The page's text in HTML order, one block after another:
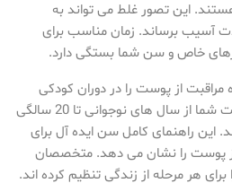
این تصور غلط می تواند به
آسیب برساند. زمان مناسب برای
خاص و سن شما بستگی دارد.
از پوست را در دوران کودکی
توصیه می کنند. نیازهای پوست شما از سال های نوجوانی تا 20 سالگی
این راهنمای کامل سن ایده آل برای
پوست را نشان می دهد. متخصصان
هر مرحله از زندگی تنظیم کرده اند.